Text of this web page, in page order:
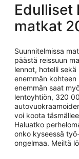
Edulliset
matkat
Suunnitelmissa
päästä reissuun
lennot, hotelli
enemmän
enemmän saat
lentoyhtiön, 320
voi koota
Haluatko
onko kyseessä
ongelmaa. Meiltä